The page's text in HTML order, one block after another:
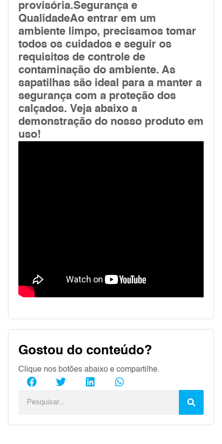
provisória.Segurança e
QualidadeAo entrar em um
ambiente limpo, precisamos tomar
todos os cuidados e seguir os
requisitos de controle de
contaminação do ambiente. As
sapatilhas são ideal para a manter a
segurança com a proteção dos
calçados. Veja abaixo a
demonstração do nosso produto em
uso!
Gostou do conteúdo?
Clique nos botões abaixo e compartilhe.